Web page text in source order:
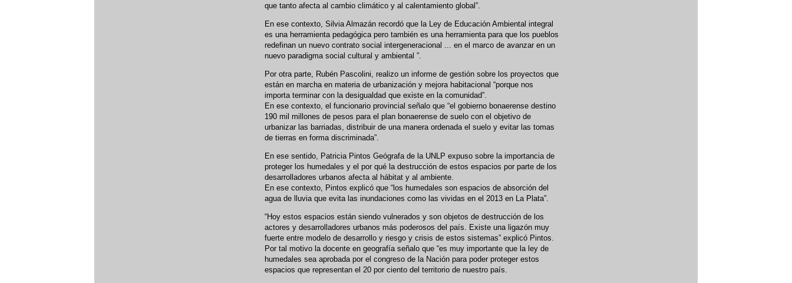
que tanto afecta al cambio climático y al calentamiento global”.
En ese contexto, Silvia Almazán recordó que la Ley de Educación Ambiental integral
es una herramienta pedagógica pero también es una herramienta para que los pueblos
redefinan un nuevo contrato social intergeneracional ... en el marco de avanzar en un
nuevo paradigma social cultural y ambiental ”.
Por otra parte, Rubén Pascolini, realizo un informe de gestión sobre los proyectos que
están en marcha en materia de urbanización y mejora habitacional “porque nos
importa terminar con la desigualdad que existe en la comunidad”.
En ese contexto, el funcionario provincial señalo que “el gobierno bonaerense destino
190 mil millones de pesos para el plan bonaerense de suelo con el objetivo de
urbanizar las barriadas, distribuir de una manera ordenada el suelo y evitar las tomas
de tierras en forma discriminada”.
En ese sentido, Patricia Pintos Geógrafa de la UNLP expuso sobre la importancia de
proteger los humedales y el por qué la destrucción de estos espacios por parte de los
desarrolladores urbanos afecta al hábitat y al ambiente.
En ese contexto, Pintos explicó que “los humedales son espacios de absorción del
agua de lluvia que evita las inundaciones como las vividas en el 2013 en La Plata”.
“Hoy estos espacios están siendo vulnerados y son objetos de destrucción de los
actores y desarrolladores urbanos más poderosos del país. Existe una ligazón muy
fuerte entre modelo de desarrollo y riesgo y crisis de estos sistemas” explicó Pintos.
Por tal motivo la docente en geografía señalo que “es muy importante que la ley de
humedales sea aprobada por el congreso de la Nación para poder proteger estos
espacios que representan el 20 por ciento del territorio de nuestro país.